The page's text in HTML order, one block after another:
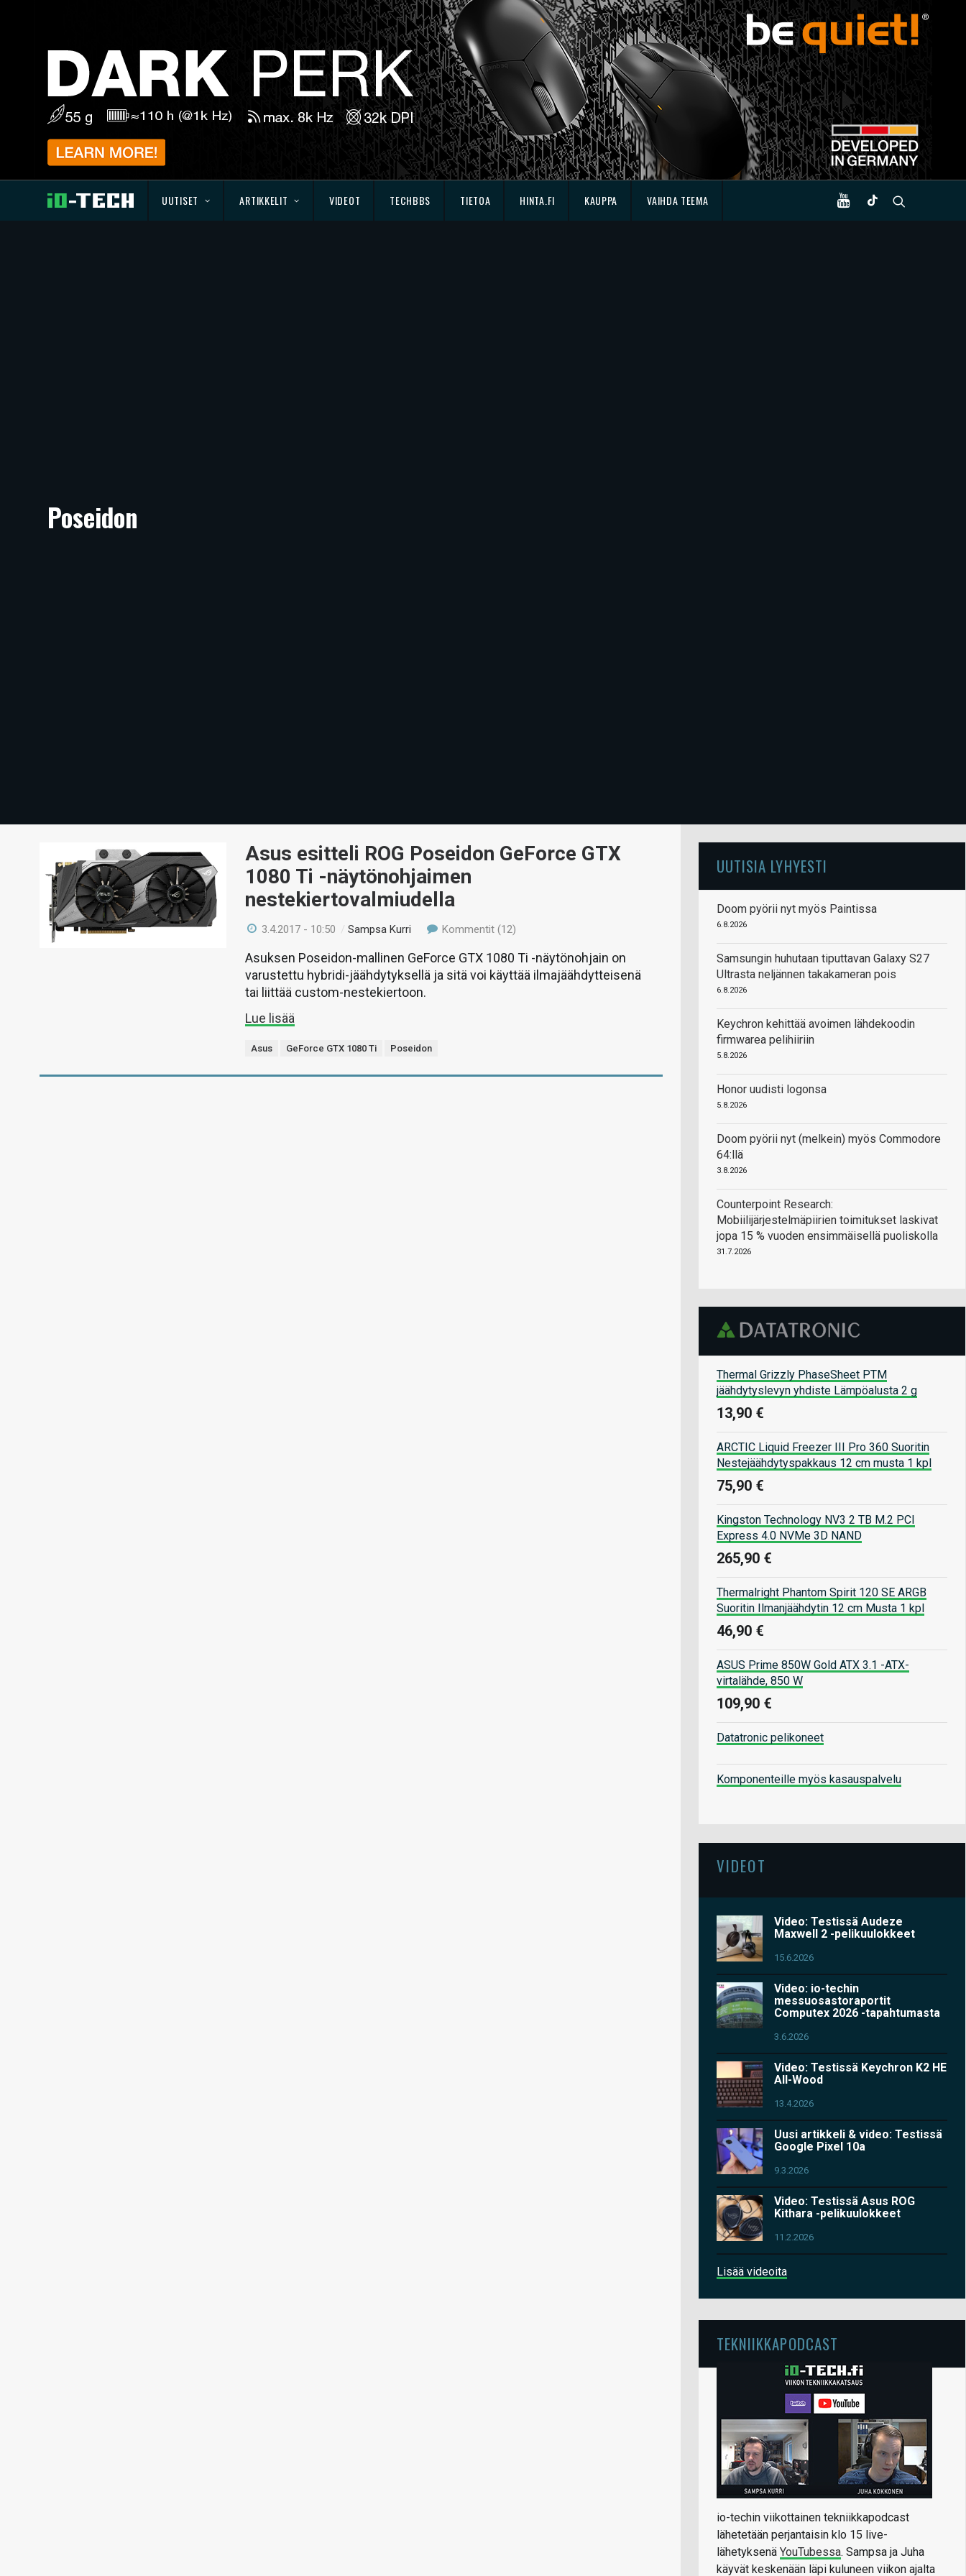
UUTISET ARTIKKELIT VIDEOT TECHBBS TIETOA HINTA.FI KAUPPA VAIHDA TEEMA
Poseidon
Asus esitteli ROG Poseidon GeForce GTX
1080 Ti -näytönohjaimen
nestekiertovalmiudella
3.4.2017 - 10:50 /Sampsa Kurri Kommentit (12)
Asuksen Poseidon-mallinen GeForce GTX 1080 Ti -näytönohjain on
varustettu hybridi-jäähdytyksellä ja sitä voi käyttää ilmajäähdytteisenä
tai liittää custom-nestekiertoon.
Lue lisää
Asus GeForce GTX 1080 Ti Poseidon
UUTISIA LYHYESTI
Doom pyörii nyt myös Paintissa
6.8.2026
Samsungin huhutaan tiputtavan Galaxy S27
Ultrasta neljännen takakameran pois
6.8.2026
Keychron kehittää avoimen lähdekoodin
firmwarea pelihiiriin
5.8.2026
Honor uudisti logonsa
5.8.2026
Doom pyörii nyt (melkein) myös Commodore
64:llä
3.8.2026
Counterpoint Research:
Mobiilijärjestelmäpiirien toimitukset laskivat
jopa 15 % vuoden ensimmäisellä puoliskolla
31.7.2026
Thermal Grizzly PhaseSheet PTM
jäähdytyslevyn yhdiste Lämpöalusta 2 g
13,90 €
ARCTIC Liquid Freezer III Pro 360 Suoritin
Nestejäähdytyspakkaus 12 cm musta 1 kpl
75,90 €
Kingston Technology NV3 2 TB M.2 PCI
Express 4.0 NVMe 3D NAND
265,90 €
Thermalright Phantom Spirit 120 SE ARGB
Suoritin Ilmanjäähdytin 12 cm Musta 1 kpl
46,90 €
ASUS Prime 850W Gold ATX 3.1 -ATX-
virtalähde, 850 W
109,90 €
Datatronic pelikoneet
Komponenteille myös kasauspalvelu
VIDEOT
Video: Testissä Audeze
Maxwell 2 -pelikuulokkeet
15.6.2026
Video: io-techin
messuosastoraportit
Computex 2026 -tapahtumasta
3.6.2026
Video: Testissä Keychron K2 HE
All-Wood
13.4.2026
Uusi artikkeli & video: Testissä
Google Pixel 10a
9.3.2026
Video: Testissä Asus ROG
Kithara -pelikuulokkeet
11.2.2026
Lisää videoita
TEKNIIKKAPODCAST
io-techin viikottainen tekniikkapodcast
lähetetään perjantaisin klo 15 live-
lähetyksenä YouTubessa. Sampsa ja Juha
käyvät keskenään läpi kuluneen viikon ajalta